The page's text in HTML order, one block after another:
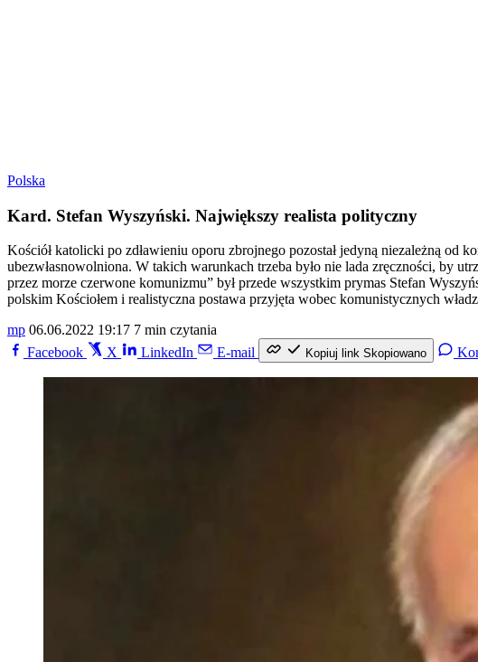
Polska
Kard. Stefan Wyszyński. Największy realista polityczny
Kościół katolicki po zdławieniu oporu zbrojnego pozostał jedyną niezależną od
ubezwłasnowolniona. W takich warunkach trzeba było nie lada zręczności, by
przez morze czerwone komunizmu” był przede wszystkim prymas Stefan
polskim Kościołem i realistyczna postawa przyjęta wobec komunistycznych
mp 06.06.2022 19:17 7 min czytania
Facebook
X LinkedIn E-mail Kopiuj link Skopiowano